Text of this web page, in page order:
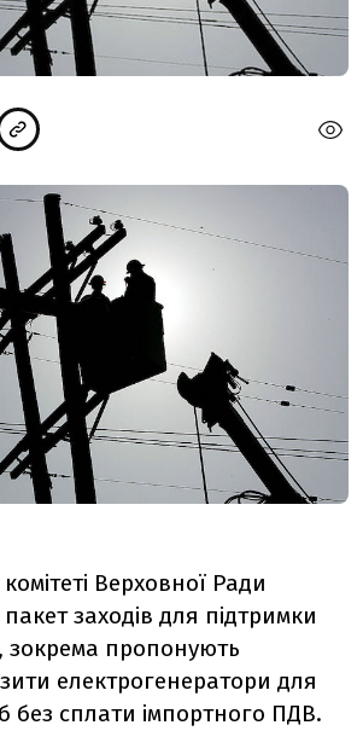
Верховної Ради
заходів для підтримки
зокрема пропонують
електрогенератори для
без сплати імпортного ПДВ.